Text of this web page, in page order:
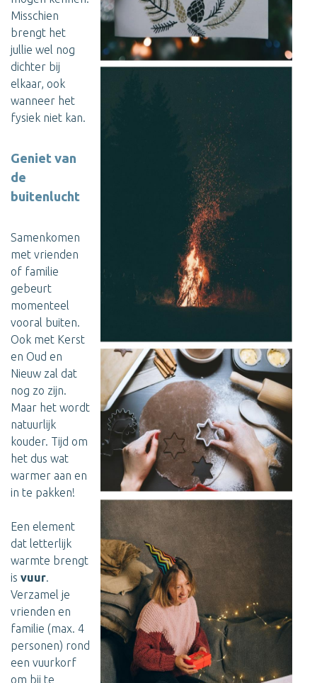
Misschien
brengt het
jullie wel nog
dichter bij
elkaar, ook
wanneer het
fysiek niet kan.
Geniet van
de
buitenlucht
Samenkomen
met vrienden
of familie
gebeurt
momenteel
vooral buiten.
Ook met Kerst
en Oud en
Nieuw zal dat
nog zo zijn.
Maar het wordt
natuurlijk
kouder. Tijd om
het dus wat
warmer aan en
in te pakken!
Een element
dat letterlijk
warmte brengt
is vuur.
Verzamel je
vrienden en
familie (max. 4
personen) rond
een vuurkorf
om bij te